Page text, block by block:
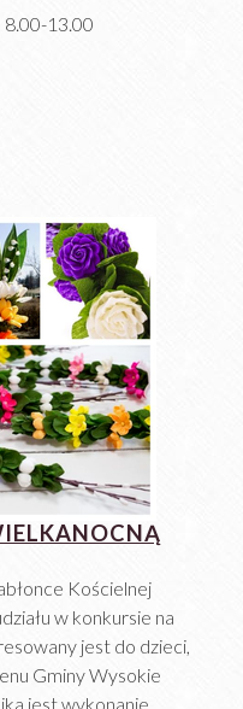
13.00
Kościelnej
w konkursie na
jest do dzieci,
Gminy Wysokie
jest wykonanie